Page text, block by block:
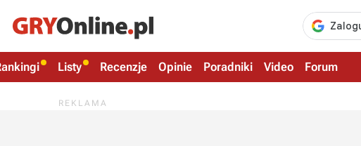
Listy Recenzje Opinie Poradniki Video Forum